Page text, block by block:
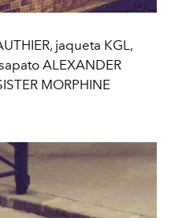
jaqueta KGL,
ALEXANDER
MORPHINE